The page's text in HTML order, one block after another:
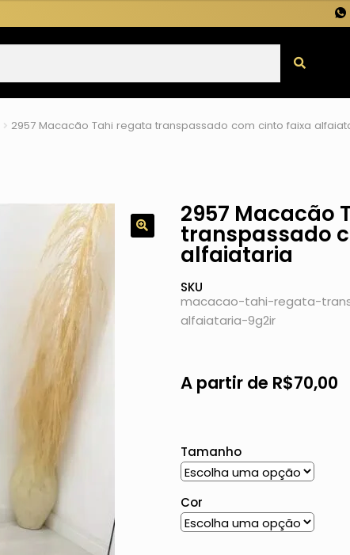
2957 Macacão Tahi regata transpassado com cinto faixa
2957 Macacão
transpassado
alfaiataria
SKU
macacao-tahi-regata-
alfaiataria-9g2ir
A partir de R$70,00
Tamanho
Cor